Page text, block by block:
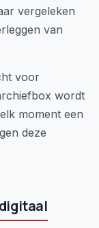
vergeleken
van
voor
wordt
moment een
deze